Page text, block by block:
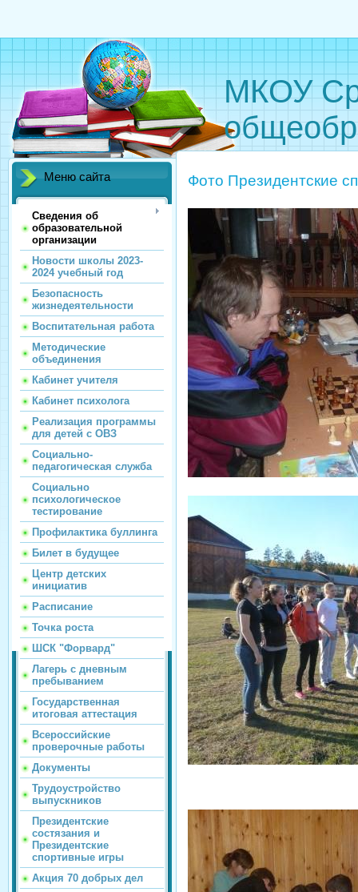
МКОУ
Меню сайта
Сведения об
образовательной
организации
Новости школы 2023-
2024 учебный год
Безопасность
жизнедеятельности
Воспитательная работа
Методические
объединения
Кабинет учителя
Кабинет психолога
Реализация программы
для детей с ОВЗ
Социально-
педагогическая служба
Социально
психологическое
тестирование
Профилактика буллинга
Билет в будущее
Центр детских
инициатив
Расписание
Точка роста
ШСК "Форвард"
Лагерь с дневным
пребыванием
Государственная
итоговая аттестация
Всероссийские
проверочные работы
Документы
Трудоустройство
выпускников
Президентские
состязания и
Президентские
спортивные игры
Акция 70 добрых дел
Фото Президентские